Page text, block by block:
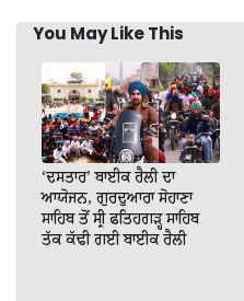
You May Like This
‘ਦਸਤਾਰ’ ਬਾਈਕ ਰੈਲੀ ਦਾ
ਆਯੋਜਨ, ਗੁਰਦੁਆਰਾ ਸੋਹਾਣਾ
ਸਾਹਿਬ ਤੋਂ ਸ੍ਰੀ ਫਤਿਹਗੜ੍ਹ ਸਾਹਿਬ
ਤੱਕ ਕੱਢੀ ਗਈ ਬਾਈਕ ਰੈਲੀ